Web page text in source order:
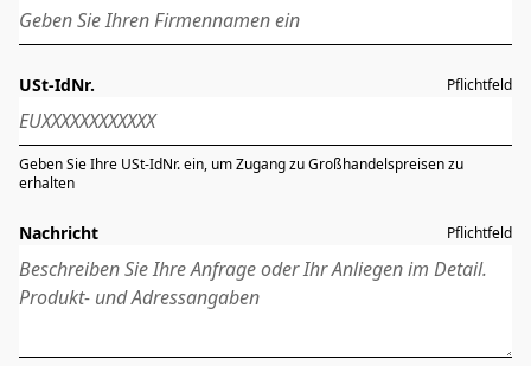
USt-IdNr. Pflichtfeld
Geben Sie Ihre USt-IdNr. ein, um Zugang zu Großhandelspreisen zu
erhalten
Nachricht Pflichtfeld